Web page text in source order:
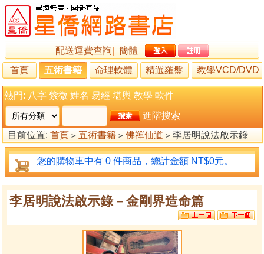
配送運費查詢
簡體
首頁
五術書籍 命理軟體 精選羅盤 教學VCD/DVD
熱門: 八字 紫微 姓名 易經 堪輿 教學 軟件
進階搜索
目前位置: 首頁 > 五術書籍 > 佛禪仙道 > 李居明說法啟示錄
－金剛界造命篇
您的購物車中有 0 件商品，總計金額 NT$0元。
李居明說法啟示錄－金剛界造命篇